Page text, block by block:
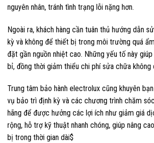
nguyên nhân, tránh tình trạng lỗi nặng hơn.
Ngoài ra, khách hàng cần tuân thủ hướng dẫn
kỳ và không để thiết bị trong môi trường quá
đặt gần nguồn nhiệt cao. Những yếu tố này
bỉ, đồng thời giảm thiểu chi phí sửa chữa không
Trung tâm bảo hành electrolux cũng khuyên
vụ bảo trì định kỳ và các chương trình chăm
hãng để được hưởng các lợi ích như giảm giá
rộng, hỗ trợ kỹ thuật nhanh chóng, giúp nâng
bị trong thời gian dài$